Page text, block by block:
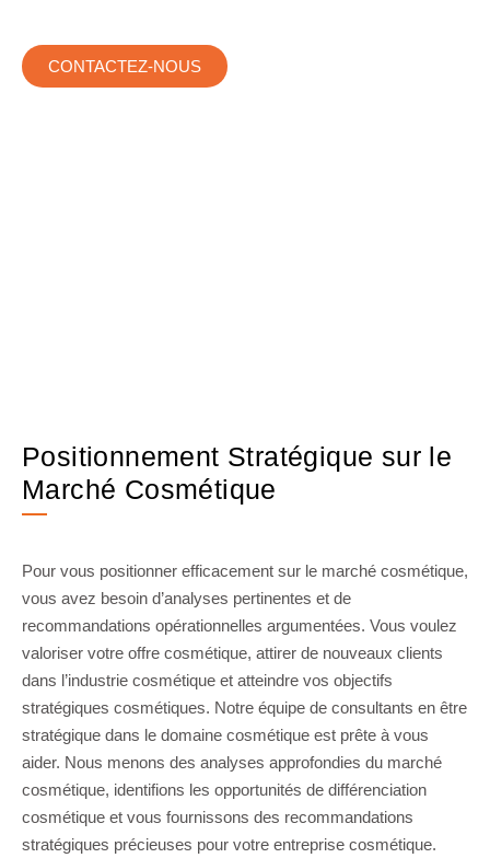
CONTACTEZ-NOUS
Positionnement Stratégique sur le
Marché Cosmétique
Pour vous positionner efficacement sur le marché cosmétique,
vous avez besoin d’analyses pertinentes et de
recommandations opérationnelles argumentées. Vous voulez
valoriser votre offre cosmétique, attirer de nouveaux clients
dans l’industrie cosmétique et atteindre vos objectifs
stratégiques cosmétiques. Notre équipe de consultants en être
stratégique dans le domaine cosmétique est prête à vous
aider. Nous menons des analyses approfondies du marché
cosmétique, identifions les opportunités de différenciation
cosmétique et vous fournissons des recommandations
stratégiques précieuses pour votre entreprise cosmétique.